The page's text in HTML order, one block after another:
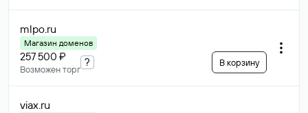
mlpo.ru
Магазин доменов
257 500 ₽
Возможен торг
? В корзину
viax.ru